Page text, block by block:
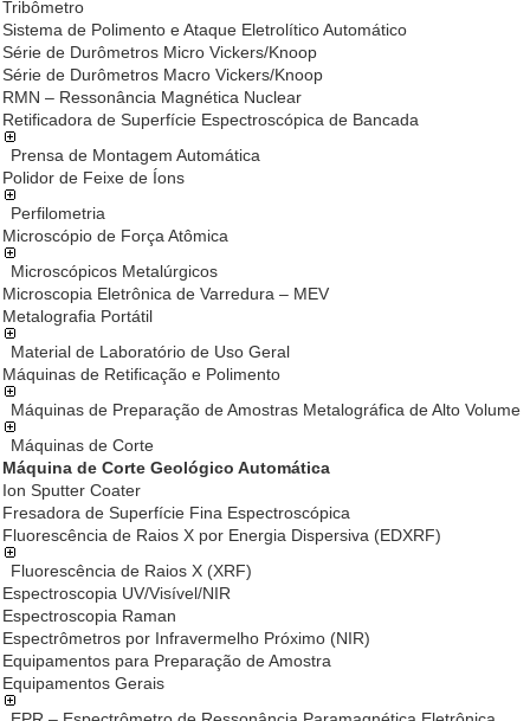
Tribômetro
Sistema de Polimento e Ataque Eletrolítico Automático
Série de Durômetros Micro Vickers/Knoop
Série de Durômetros Macro Vickers/Knoop
RMN – Ressonância Magnética Nuclear
Retificadora de Superfície Espectroscópica de Bancada
Prensa de Montagem Automática
Polidor de Feixe de Íons
Perfilometria
Microscópio de Força Atômica
Microscópicos Metalúrgicos
Microscopia Eletrônica de Varredura – MEV
Metalografia Portátil
Material de Laboratório de Uso Geral
Máquinas de Retificação e Polimento
Máquinas de Preparação de Amostras Metalográfica de Alto Volume
Máquinas de Corte
Máquina de Corte Geológico Automática
Ion Sputter Coater
Fresadora de Superfície Fina Espectroscópica
Fluorescência de Raios X por Energia Dispersiva (EDXRF)
Fluorescência de Raios X (XRF)
Espectroscopia UV/Visível/NIR
Espectroscopia Raman
Espectrômetros por Infravermelho Próximo (NIR)
Equipamentos para Preparação de Amostra
Equipamentos Gerais